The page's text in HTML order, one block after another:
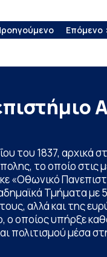
Επόμενο
του 1837, αρχικά
το οποίο στις
«Οθωνικό
Τμήματα
αλλά και της
ο οποίος υπήρξε
πολιτισμού μέσα